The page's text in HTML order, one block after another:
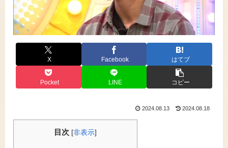
X Facebook はてブ
Pocket LINE コピー
2024.08.13 2024.08.18
目次 [非表示]